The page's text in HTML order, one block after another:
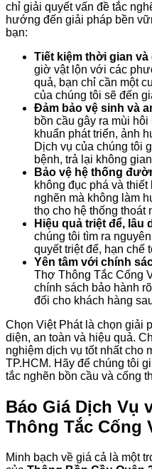
chỉ giải quyết vấn đề tắc
hướng đến giải pháp bền
bạn:
Tiết kiệm thời gian
giờ vật lộn với các
quả, bạn chỉ cần một
của chúng tôi sẽ đến
Đảm bảo vệ sinh và
bồn cầu gây ra mùi
khuẩn phát triển, ảnh
Dịch vụ của chúng tôi
bệnh, trả lại không
Bảo vệ hệ thống
không đục phá và
nghẽn mà không làm
thọ cho hệ thống thoát
Hiệu quả triệt để, lâu
chúng tôi tìm ra
quyết triệt để, hạn chế
Yên tâm với chính
Thợ Thông Tắc Cống
chính sách bảo hành
đối cho khách hàng
Chọn Việt Phát là chọn giải
diện, an toàn và hiệu quả.
nghiệm dịch vụ tốt nhất cho
TP.HCM. Hãy để chúng tôi
tắc nghẽn bồn cầu và cống
Báo Giá Dịch Vụ
Thông Tắc Cống
Minh bạch về giá cả là một